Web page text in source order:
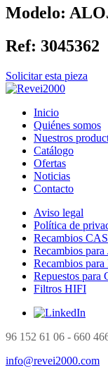
Modelo:
Ref: 3045362
Solicitar esta pieza
Inicio
Quiénes somos
Nuestros
Catálogo
Ofertas
Noticias
Contacto
Aviso legal
Política de
Recambios
Recambios para
Recambios
Repuestos para
Filtros HIFI
96 152 61 06 - 660
info@revei2000.com